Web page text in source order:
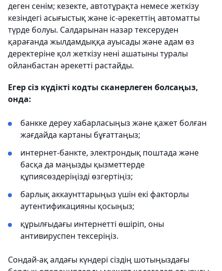
деген сенім; кезекте, автотұрақта немесе жеткізу
кезіндегі асығыстық және іс-әрекеттің автоматты
түрде болуы. Салдарынан назар тексеруден
қарағанда жылдамдыққа ауысады және адам өз
деректеріне қол жеткізу нені ашатыны туралы
ойланбастан әрекетті растайды.
Егер сіз күдікті кодты сканерлеген болсаңыз,
онда:
банкке дереу хабарласыңыз және қажет болған
жағдайда картаны бұғаттаңыз;
интернет-банкте, электрондық поштада және
басқа да маңызды қызметтерде
құпиясөздеріңізді өзгертіңіз;
барлық аккаунттарыңыз үшін екі факторлы
аутентификацияны қосыңыз;
құрылғыдағы интернетті өшіріп, оны
антивируспен тексеріңіз.
Сондай-ақ алдағы күндері сіздің шотыңыздағы